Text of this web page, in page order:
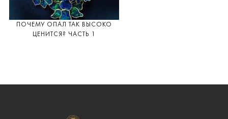
ПОЧЕМУ ОПАЛ ТАК ВЫСОКО
ЦЕНИТСЯ? ЧАСТЬ 1